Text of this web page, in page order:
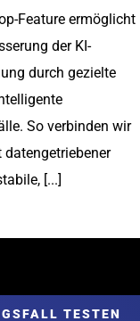
Feature ermöglicht
der KI-
durch gezielte
So verbinden wir
[...]
TESTEN